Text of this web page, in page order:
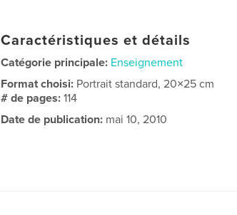
Caractéristiques et détails
Catégorie principale: Enseignement
Format choisi: Portrait standard, 20×25 cm
# de pages:114
Date de publication: mai 10, 2010